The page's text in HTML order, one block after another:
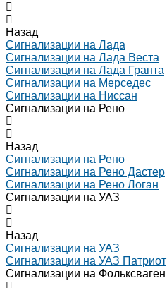
Назад
Сигнализации на Лада
Сигнализации на Лада Веста
Сигнализации на Лада Гранта
Сигнализации на Мерседес
Сигнализации на Ниссан
Сигнализации на Рено
Назад
Сигнализации на Рено
Сигнализации на Рено Дастер
Сигнализации на Рено Логан
Сигнализации на УАЗ
Назад
Сигнализации на УАЗ
Сигнализации на УАЗ Патриот
Сигнализации на Фольксваген